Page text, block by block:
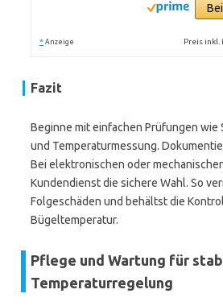
* Anzeige Preis inkl.
Fazit
Beginne mit einfachen Prüfungen wie
und Temperaturmessung.
Bei elektronischen oder
Kundendienst die sichere Wahl. So
Folgeschäden und behältst die
Bügeltemperatur.
Pflege und Wartung für
Temperaturregelung